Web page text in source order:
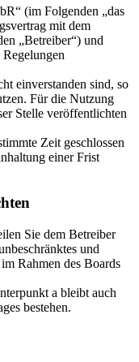
(im Folgenden „das
mit dem
„Betreiber“) und
einverstanden sind, so
Für die Nutzung
Stelle veröffentlichten
Zeit geschlossen
einer Frist
Sie dem Betreiber
und
Rahmen des Boards
a bleibt auch
bestehen.